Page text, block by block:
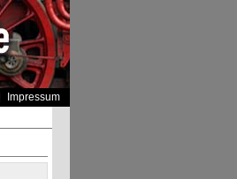
Impressum